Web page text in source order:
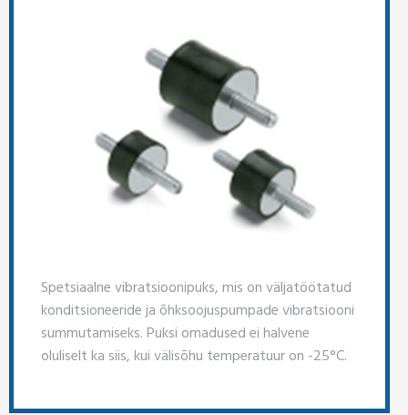
Spetsiaalne vibratsioonipuks, mis on väljatöötatud
konditsioneeride ja õhksoojuspumpade vibratsiooni
summutamiseks. Puksi omadused ei halvene
oluliselt ka siis, kui välisõhu temperatuur on -25°C.